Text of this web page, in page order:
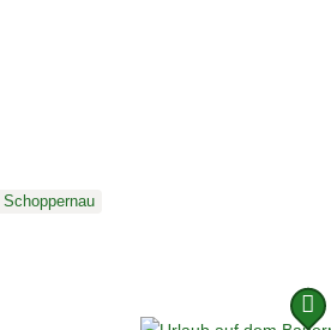
Schoppernau